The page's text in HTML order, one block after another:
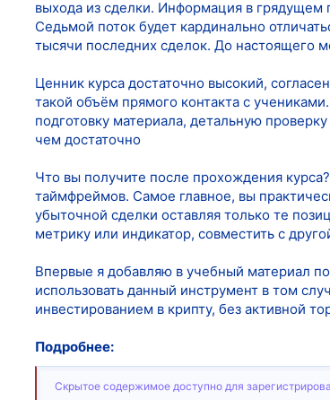
выхода из сделки. Информация в грядущем
Седьмой поток будет кардинально
тысячи последних сделок. До настоящего
Ценник курса достаточно высокий,
такой объём прямого контакта с
подготовку материала, детальную
чем достаточно
Что вы получите после прохождения
таймфреймов. Самое главное, вы
убыточной сделки оставляя только те
метрику или индикатор, совместить с
Впервые я добавляю в учебный материал
использовать данный инструмент в том
инвестированием в крипту, без активной
Подробнее:
Скрытое содержимое доступно для